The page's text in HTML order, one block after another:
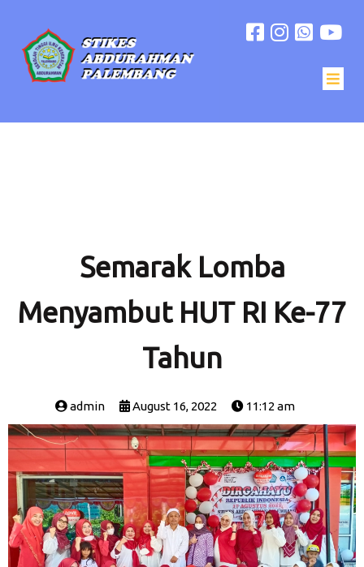
Semarak Lomba
Menyambut HUT RI Ke-77
Tahun
admin August 16, 2022 11:12 am